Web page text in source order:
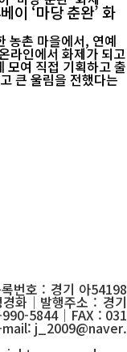
이 ‘마당 춘완’ 화
농촌 마을에서, 연예
라인에서 화제가 되고
모여 직접 기획하고 출
큰 울림을 전했다는
번호 : 경기 아54198
화│발행주소 : 경기
990-5844│FAX : 031
j_2009@naver.